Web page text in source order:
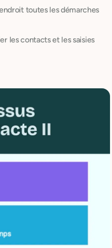
toutes les démarches
les contacts et les saisies